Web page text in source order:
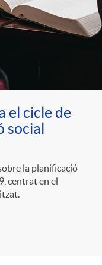
el cicle de
social
la planificació
centrat en el